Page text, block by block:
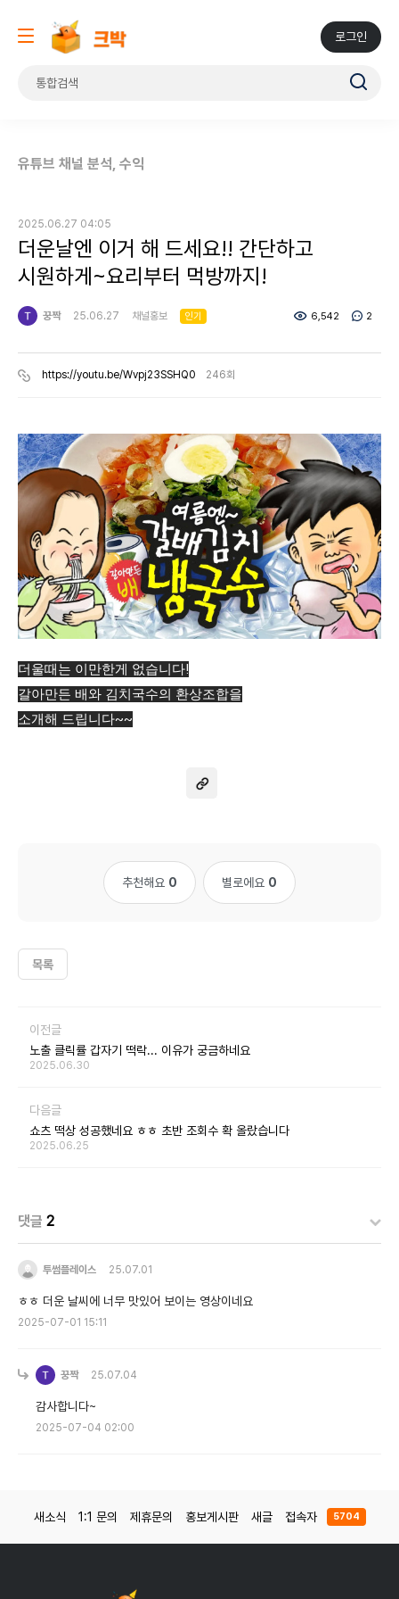
로그인
유튜브 채널 분석, 수익
2025.06.27 04:05
더운날엔 이거 해 드세요!! 간단하고
시원하게~요리부터 먹방까지!
꿍짝 25.06.27 채널홍보 인기 6,542 2
https://youtu.be/Wvpj23SSHQ0 246회
더울때는 이만한게 없습니다!
갈아만든 배와 김치국수의 환상조합을
소개해 드립니다~~
추천해요 0 별로에요 0
목록
이전글
노출 클릭률 갑자기 떡락... 이유가 궁금하네요
2025.06.30
다음글
쇼츠 떡상 성공했네요 ㅎㅎ 초반 조회수 확 올랐습니다
2025.06.25
댓글 2
투썸플레이스 25.07.01
ㅎㅎ 더운 날씨에 너무 맛있어 보이는 영상이네요
2025-07-01 15:11
꿍짝 25.07.04
감사합니다~
2025-07-04 02:00
새소식 1:1 문의 제휴문의 홍보게시판 새글 접속자 5704